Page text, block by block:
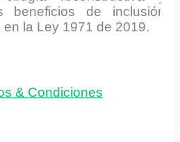
beneficios de inclusión
la Ley 1971 de 2019.
& Condiciones